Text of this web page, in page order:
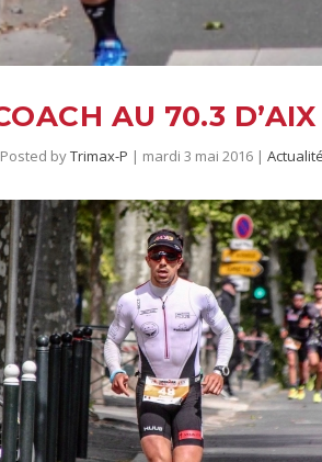
Posted byTrimax-P | mardi 3 mai 2016 |